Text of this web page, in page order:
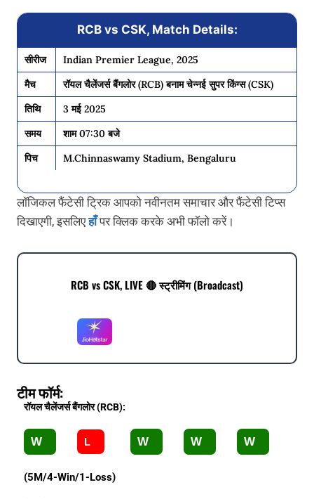
RCB vs CSK, Match Details:
सीरीज
Indian Premier League, 2025
मैच
रॉयल चैलेंजर्स बैंगलोर (RCB) बनाम चेन्नई सुपर किंग्स (CSK)
तिथि
3 मई 2025
समय
शाम 07:30 बजे
पिच
M.Chinnaswamy Stadium, Bengaluru
लॉजिकल फैंटेसी ट्रिक आपको नवीनतम समाचार और फैंटेसी टिप्स
दिखाएगी, इसलिए हाँपर क्लिक करके अभी फॉलो करें।
RCB vs CSK, LIVE 🔴 स्ट्रीमिंग (Broadcast)
टीम फॉर्म:
रॉयल चैलेंजर्स बैंगलोर (RCB):
W L W W W
(5M/4-Win/1-Loss)